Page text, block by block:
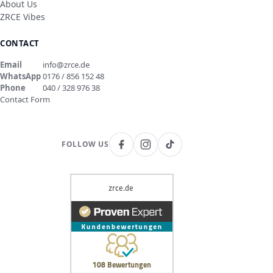
About Us
ZRCE Vibes
CONTACT
Email
info@zrce.de
WhatsApp0176 / 856 152 48
Phone
040 / 328 976 38
Contact Form
FOLLOW US